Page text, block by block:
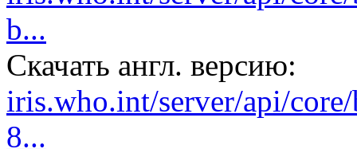
b...
Скачать англ. версию:
iris.who.int/server/api/
8...